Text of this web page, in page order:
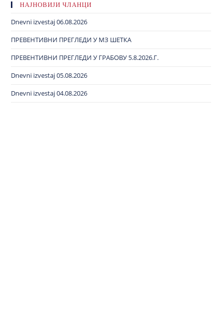
НАЈНОВИЈИ ЧЛАНЦИ
Dnevni izvestaj 06.08.2026
ПРЕВЕНТИВНИ ПРЕГЛЕДИ У МЗ ШЕТКА
ПРЕВЕНТИВНИ ПРЕГЛЕДИ У ГРАБОВУ 5.8.2026.Г.
Dnevni izvestaj 05.08.2026
Dnevni izvestaj 04.08.2026